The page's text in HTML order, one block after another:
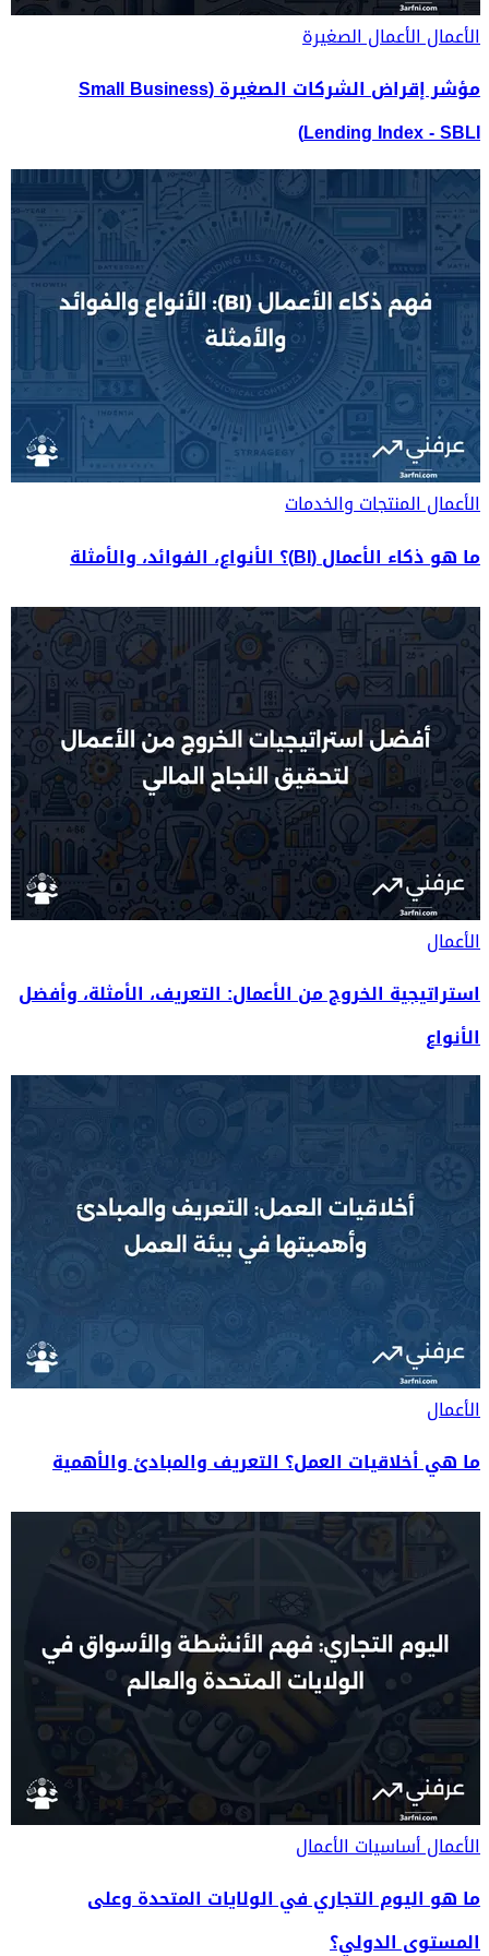
الأعمالالأعمال الصغيرة
مؤشر إقراض الشركات الصغيرة (Small Business
Lending Index - SBLI)
الأعمالالمنتجات والخدمات
ما هو ذكاء الأعمال (BI)؟ الأنواع، الفوائد، والأمثلة
الأعمال
استراتيجية الخروج من الأعمال: التعريف، الأمثلة، وأفضل
الأنواع
الأعمال
ما هي أخلاقيات العمل؟ التعريف والمبادئ والأهمية
الأعمالأساسيات الأعمال
ما هو اليوم التجاري في الولايات المتحدة وعلى
المستوى الدولي؟